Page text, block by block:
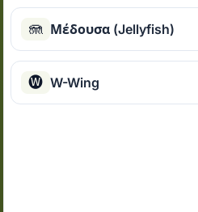
🪼 Μέδουσα (Jellyfish)
🅦 W-Wing